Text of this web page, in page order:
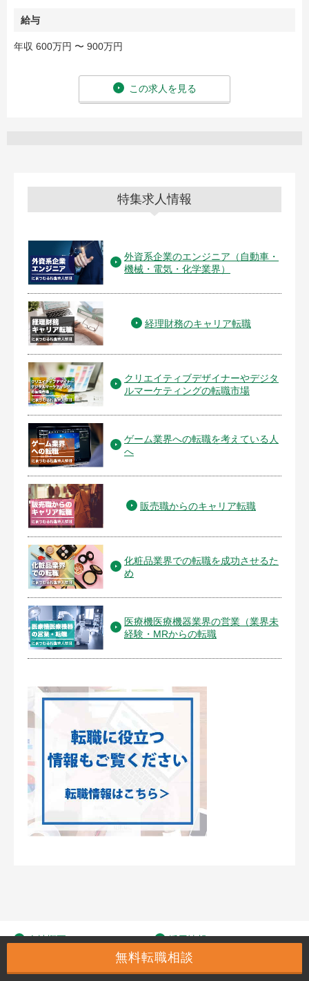
給与
年収 600万円 〜 900万円
この求人を見る
特集求人情報
外資系企業のエンジニア（自動車・
機械・電気・化学業界）
経理財務のキャリア転職
クリエイティブデザイナーやデジタ
ルマーケティングの転職市場
ゲーム業界への転職を考えている人
へ
販売職からのキャリア転職
化粧品業界での転職を成功させるた
め
医療機医療機器業界の営業（業界未
経験・MRからの転職
会社概要 採用情報
プライバシーポリシー
無料転職相談